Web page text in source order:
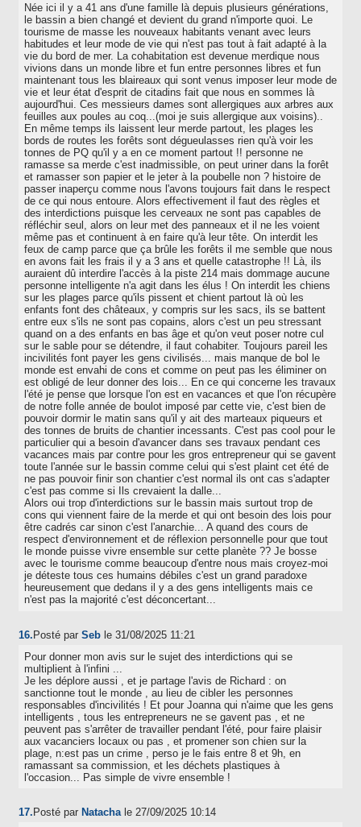
Née ici il y a 41 ans d'une famille là depuis plusieurs générations,
le bassin a bien changé et devient du grand n'importe quoi. Le
tourisme de masse les nouveaux habitants venant avec leurs
habitudes et leur mode de vie qui n'est pas tout à fait adapté à la
vie du bord de mer. La cohabitation est devenue merdique nous
vivions dans un monde libre et fun entre personnes libres et fun
maintenant tous les blaireaux qui sont venus imposer leur mode de
vie et leur état d'esprit de citadins fait que nous en sommes là
aujourd'hui. Ces messieurs dames sont allergiques aux arbres aux
feuilles aux poules au coq...(moi je suis allergique aux voisins)..
En même temps ils laissent leur merde partout, les plages les
bords de routes les forêts sont dégueulasses rien qu'à voir les
tonnes de PQ qu'il y a en ce moment partout !! personne ne
ramasse sa merde c'est inadmissible, on peut uriner dans la forêt
et ramasser son papier et le jeter à la poubelle non ? histoire de
passer inaperçu comme nous l'avons toujours fait dans le respect
de ce qui nous entoure. Alors effectivement il faut des règles et
des interdictions puisque les cerveaux ne sont pas capables de
réfléchir seul, alors on leur met des panneaux et il ne les voient
même pas et continuent à en faire qu'à leur tête. On interdit les
feux de camp parce que ça brûle les forêts il me semble que nous
en avons fait les frais il y a 3 ans et quelle catastrophe !! Là, ils
auraient dû interdire l'accès à la piste 214 mais dommage aucune
personne intelligente n'a agit dans les élus ! On interdit les chiens
sur les plages parce qu'ils pissent et chient partout là où les
enfants font des châteaux, y compris sur les sacs, ils se battent
entre eux s'ils ne sont pas copains, alors c'est un peu stressant
quand on a des enfants en bas âge et qu'on veut poser notre cul
sur le sable pour se détendre, il faut cohabiter. Toujours pareil les
incivilités font payer les gens civilisés... mais manque de bol le
monde est envahi de cons et comme on peut pas les éliminer on
est obligé de leur donner des lois... En ce qui concerne les travaux
l'été je pense que lorsque l'on est en vacances et que l'on récupère
de notre folle année de boulot imposé par cette vie, c'est bien de
pouvoir dormir le matin sans qu'il y ait des marteaux piqueurs et
des tonnes de bruits de chantier incessants. C'est pas cool pour le
particulier qui a besoin d'avancer dans ses travaux pendant ces
vacances mais par contre pour les gros entrepreneur qui se gavent
toute l'année sur le bassin comme celui qui s'est plaint cet été de
ne pas pouvoir finir son chantier c'est normal ils ont cas s'adapter
c'est pas comme si Ils crevaient la dalle...
Alors oui trop d'interdictions sur le bassin mais surtout trop de
cons qui viennent faire de la merde et qui ont besoin des lois pour
être cadrés car sinon c'est l'anarchie... A quand des cours de
respect d'environnement et de réflexion personnelle pour que tout
le monde puisse vivre ensemble sur cette planète ?? Je bosse
avec le tourisme comme beaucoup d'entre nous mais croyez-moi
je déteste tous ces humains débiles c'est un grand paradoxe
heureusement que dedans il y a des gens intelligents mais ce
n'est pas la majorité c'est déconcertant...
16.Posté par Seb le 31/08/2025 11:21
Pour donner mon avis sur le sujet des interdictions qui se
multiplient à l'infini ...
Je les déplore aussi , et je partage l'avis de Richard : on
sanctionne tout le monde , au lieu de cibler les personnes
responsables d'incivilités ! Et pour Joanna qui n'aime que les gens
intelligents , tous les entrepreneurs ne se gavent pas , et ne
peuvent pas s'arrêter de travailler pendant l'été, pour faire plaisir
aux vacanciers locaux ou pas , et promener son chien sur la
plage, n:est pas un crime , perso je le fais entre 8 et 9h, en
ramassant sa commission, et les déchets plastiques à
l'occasion... Pas simple de vivre ensemble !
17. Posté par Natacha le 27/09/2025 10:14